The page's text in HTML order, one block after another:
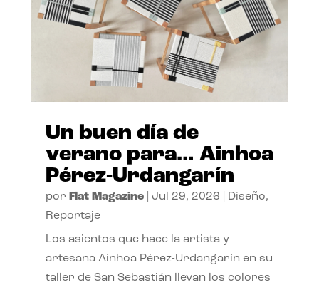
Un buen día de
verano para… Ainhoa
Pérez-Urdangarín
por Flat Magazine| Jul 29, 2026 Diseño,
Reportaje
Los asientos que hace la artista y
artesana Ainhoa Pérez-Urdangarín en su
taller de San Sebastián llevan los colores